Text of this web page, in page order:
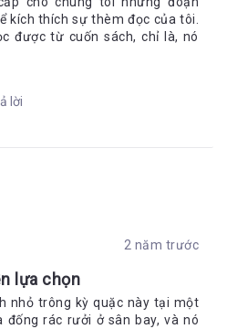
sản phẩm từ trong suy nghĩ của
chính những gì họ nghĩ. Z đã
đường lầm bước của người cha,
thật mệt mỏi”, thay vào đó, anh
sống hơn khi đóng góp tiếng
Bằng việc kể câu chuyện của
tìm được cách hiệu quả nhất để
kích thích sự thèm đọc của tôi.
được từ cuốn sách, chỉ là, nó
lời
2 năm trước
lựa chọn
nhỏ trông kỳ quặc này tại một
đống rác rưởi ở sân bay, và nó